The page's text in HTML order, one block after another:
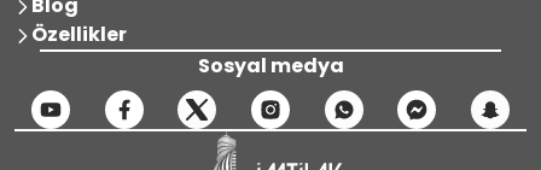
Özellikler
Sosyal medya